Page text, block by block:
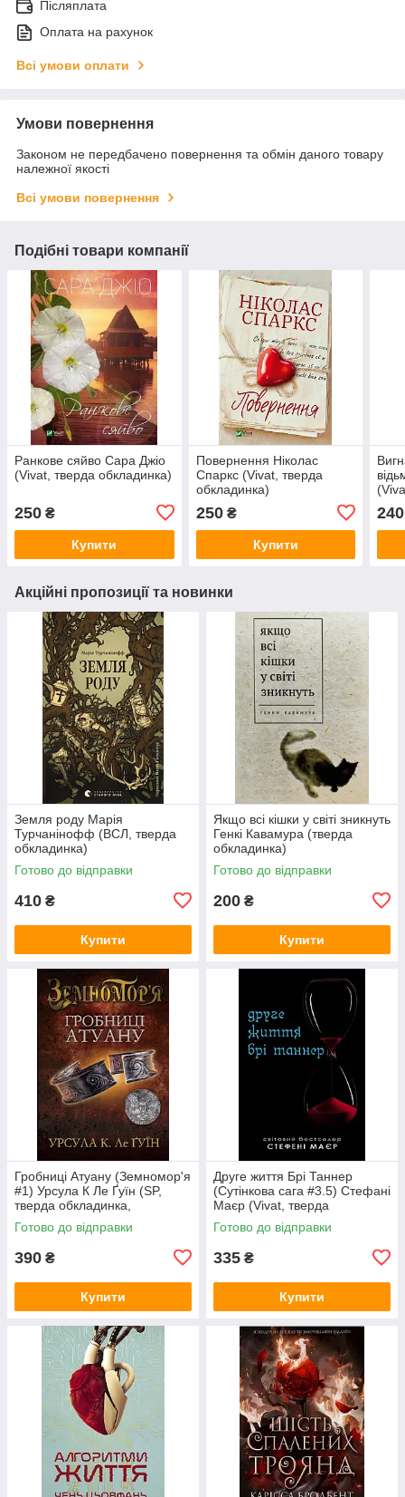
Післяплата
Оплата на рахунок
Всі умови оплати
Умови повернення
Законом не передбачено повернення та обмін даного товару
належної якості
Всі умови повернення
Подібні товари компанії
Ранкове сяйво Сара Джіо
(Vivat, тверда обкладинка)
250 ₴
Купити
Повернення Ніколас
Спаркс (Vivat, тверда
обкладинка)
250₴
Купити
240
Акційні пропозиції та новинки
Земля роду Марія
Турчанінофф (ВСЛ, тверда
обкладинка)
Готово до відправки
410 ₴
Купити
Якщо всі кішки у світі зникнуть
Генкі Кавамура (тверда
обкладинка)
Готово до відправки
200 ₴
Купити
Гробниці Атуану (Земномор'я
#1) Урсула К Ле Ґуїн (SP,
тверда обкладинка,
суперобкладинка))
Готово до відправки
390 ₴
Купити
Друге життя Брі Таннер
(Сутінкова сага #3.5) Стефані
Маєр (Vivat, тверда
обкладинка)
Готово до відправки
335 ₴
Купити